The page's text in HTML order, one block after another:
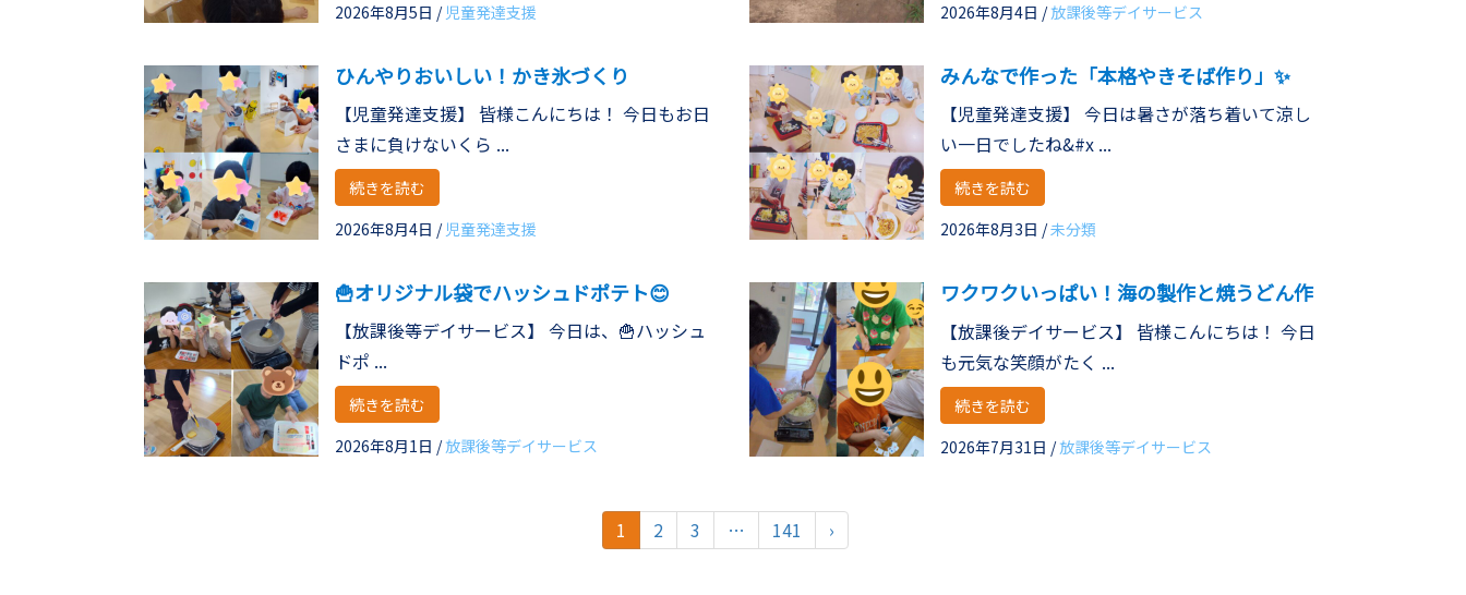
2026年8月5日 / 児童発達支援
2026年8月4日 /放課後等デイサービス
ひんやりおいしい！かき氷づくり
【児童発達支援】 皆様こんにちは！ 今日もお日
さまに負けないくら ...
続きを読む
2026年8月4日 / 児童発達支援
みんなで作った「本格やきそば作り」✨
【児童発達支援】 今日は暑さが落ち着いて涼し
い一日でしたね&#x ...
続きを読む
2026年8月3日 /未分類
🍟オリジナル袋でハッシュドポテト😊
【放課後等デイサービス】 今日は、🍟ハッシュ
ドポ ...
続きを読む
2026年8月1日 /放課後等デイサービス
ワクワクいっぱい！海の製作と焼うどん作
【放課後デイサービス】 皆様こんにちは！ 今日
も元気な笑顔がたく ...
続きを読む
2026年7月31日 /放課後等デイサービス
1 2 3 … 141 ›